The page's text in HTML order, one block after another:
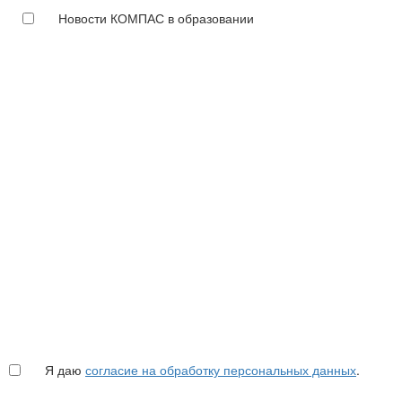
Новости КОМПАС в образовании
Я даю согласие на обработку персональных данных.